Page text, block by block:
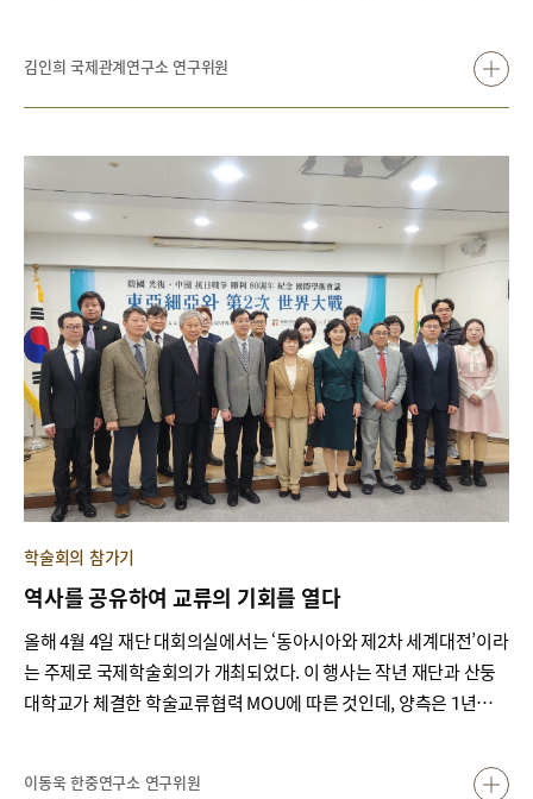
김인희 국제관계연구소 연구위원
학술회의 참가기
역사를 공유하여 교류의 기회를 열다
올해 4월 4일 재단 대회의실에서는 ‘동아시아와 제2차 세계대전’이라
는 주제로 국제학술회의가 개최되었다. 이 행사는 작년 재단과 산둥
대학교가 체결한 학술교류협력 MOU에 따른 것인데, 양측은 1년에
이동욱 한중연구소 연구위원